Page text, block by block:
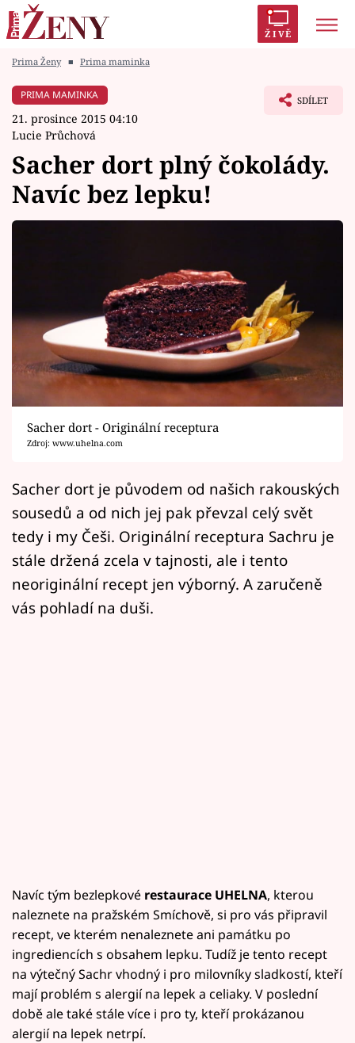
ŽIVĚ
Módní alarm
Zrádci
Témata
Seriály
Horoskopy
Sledujte prima+
Filmový festival Karlovy Vary
Mámy sobě
Přihlášení
Sledujte nás
Prima Ženy ■ Prima maminka
PRIMA MAMINKA
21. prosince 2015 04:10
Lucie Průchová
SDÍLET
Sacher dort plný čokolády.
Navíc bez lepku!
Sacher dort - Originální receptura
Zdroj: www.uhelna.com
Sacher dort je původem od našich rakouských
sousedů a od nich jej pak převzal celý svět
tedy i my Češi. Originální receptura Sachru je
stále držená zcela v tajnosti, ale i tento
neoriginální recept jen výborný. A zaručeně
vás pohladí na duši.
Navíc tým bezlepkové restaurace UHELNA, kterou
naleznete na pražském Smíchově, si pro vás připravil
recept, ve kterém nenaleznete ani památku po
ingrediencích s obsahem lepku. Tudíž je tento recept
na výtečný Sachr vhodný i pro milovníky sladkostí, kteří
mají problém s alergií na lepek a celiaky. V poslední
době ale také stále více i pro ty, kteří prokázanou
alergií na lepek netrpí.